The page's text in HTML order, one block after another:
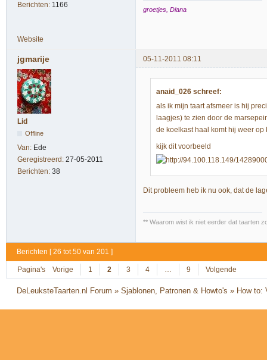
Berichten: 1166
groetjes, Diana
Website
jgmarije 05-11-2011 08:11
Lid
Offline
Van: Ede
Geregistreerd: 27-05-2011
Berichten: 38
anaid_026 schreef:
als ik mijn taart afsmeer is hij
laagjes) te zien door de
de koelkast haal komt hij weer
kijk dit voorbeeld
Dit probleem heb ik nu ook, dat de
** Waarom wist ik niet eerder dat taarten
Berichten [ 26 tot 50 van 201 ]
Pagina's Vorige 1 2 3 4 … 9 Volgende
DeLeuksteTaarten.nl Forum »Sjablonen, Patronen & Howto's » How to: